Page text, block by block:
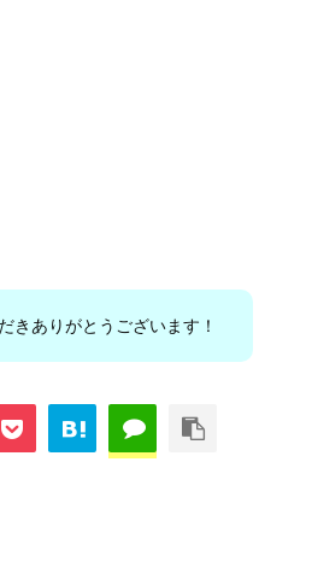
きありがとうございます！